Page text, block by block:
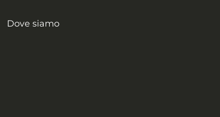
Dove siamo